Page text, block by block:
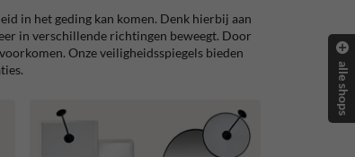
in het geding kan komen. Denk hierbij aan
in verschillende richtingen beweegt. Door
Onze veiligheidsspiegels bieden
alle shops